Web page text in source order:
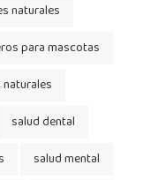
naturales
para mascotas
salud dental
salud mental